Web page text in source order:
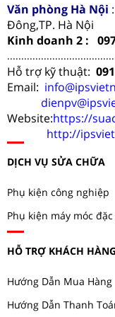
Văn phòng Hà Nội :
Đông,TP. Hà Nội
Kinh doanh 2 :
Hỗ trợ kỹ thuật:
Email:
Website:https://
http://
DỊCH VỤ SỬA CHỮA
Phụ kiện công nghiệp
Phụ kiện máy móc
HỖ TRỢ KHÁCH HÀNG
Hướng Dẫn Mua Hàng
Hướng Dẫn Thanh